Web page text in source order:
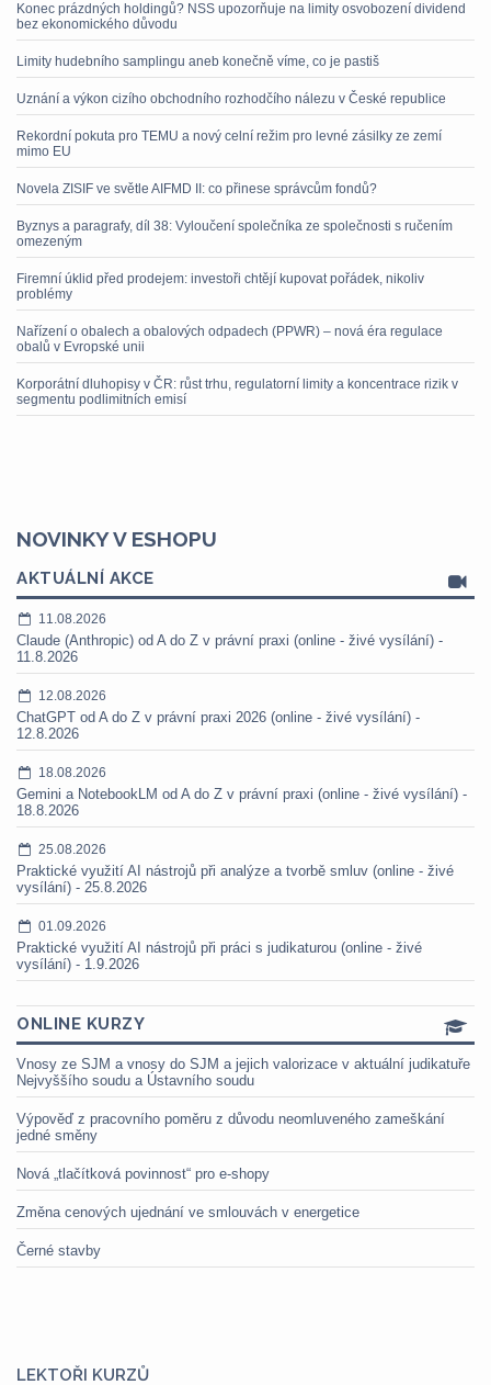
Konec prázdných holdingů? NSS upozorňuje na limity osvobození dividend
bez ekonomického důvodu
Limity hudebního samplingu aneb konečně víme, co je pastiš
Uznání a výkon cizího obchodního rozhodčího nálezu v České republice
Rekordní pokuta pro TEMU a nový celní režim pro levné zásilky ze zemí
mimo EU
Novela ZISIF ve světle AIFMD II: co přinese správcům fondů?
Byznys a paragrafy, díl 38: Vyloučení společníka ze společnosti s ručením
omezeným
Firemní úklid před prodejem: investoři chtějí kupovat pořádek, nikoliv
problémy
Nařízení o obalech a obalových odpadech (PPWR) – nová éra regulace
obalů v Evropské unii
Korporátní dluhopisy v ČR: růst trhu, regulatorní limity a koncentrace rizik v
segmentu podlimitních emisí
NOVINKY V ESHOPU
AKTUÁLNÍ AKCE
11.08.2026
Claude (Anthropic) od A do Z v právní praxi (online - živé vysílání) -
11.8.2026
12.08.2026
ChatGPT od A do Z v právní praxi 2026 (online - živé vysílání) -
12.8.2026
18.08.2026
Gemini a NotebookLM od A do Z v právní praxi (online - živé vysílání) -
18.8.2026
25.08.2026
Praktické využití AI nástrojů při analýze a tvorbě smluv (online - živé
vysílání) - 25.8.2026
01.09.2026
Praktické využití AI nástrojů při práci s judikaturou (online - živé
vysílání) - 1.9.2026
ONLINE KURZY
Vnosy ze SJM a vnosy do SJM a jejich valorizace v aktuální judikatuře
Nejvyššího soudu a Ústavního soudu
Výpověď z pracovního poměru z důvodu neomluveného zameškání
jedné směny
Nová „tlačítková povinnost“ pro e-shopy
Změna cenových ujednání ve smlouvách v energetice
Černé stavby
LEKTOŘI KURZŮ